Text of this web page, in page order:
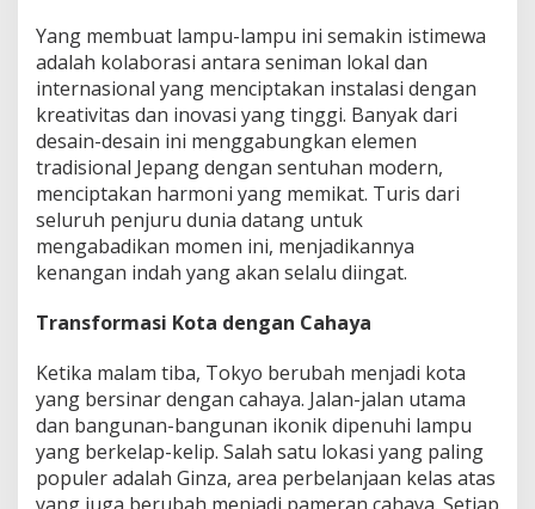
Yang membuat lampu-lampu ini semakin istimewa
adalah kolaborasi antara seniman lokal dan
internasional yang menciptakan instalasi dengan
kreativitas dan inovasi yang tinggi. Banyak dari
desain-desain ini menggabungkan elemen
tradisional Jepang dengan sentuhan modern,
menciptakan harmoni yang memikat. Turis dari
seluruh penjuru dunia datang untuk
mengabadikan momen ini, menjadikannya
kenangan indah yang akan selalu diingat.
Transformasi Kota dengan Cahaya
Ketika malam tiba, Tokyo berubah menjadi kota
yang bersinar dengan cahaya. Jalan-jalan utama
dan bangunan-bangunan ikonik dipenuhi lampu
yang berkelap-kelip. Salah satu lokasi yang paling
populer adalah Ginza, area perbelanjaan kelas atas